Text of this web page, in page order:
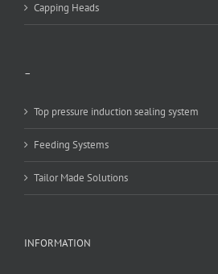
Capping Heads
–
Top pressure induction sealing system
Feeding Systems
Tailor Made Solutions
INFORMATION